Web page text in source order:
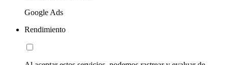
Google Ads
Rendimiento